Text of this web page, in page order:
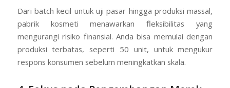
Dari batch kecil untuk uji pasar hingga produksi massal,
pabrik kosmeti menawarkan fleksibilitas yang
mengurangi risiko finansial. Anda bisa memulai dengan
produksi terbatas, seperti 50 unit, untuk mengukur
respons konsumen sebelum meningkatkan skala.